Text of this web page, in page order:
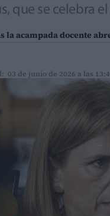
que se celebra
acampada docente
03 de junio de 2026 a las